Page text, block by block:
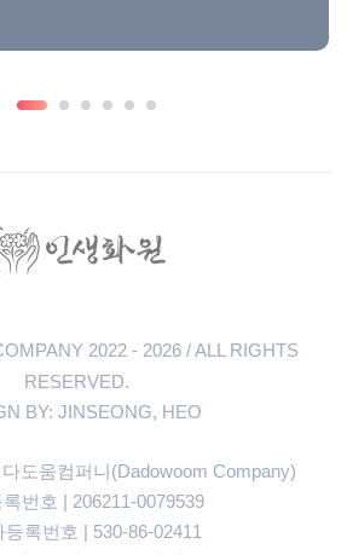
2022 - 2026 / ALL RIGHTS
RESERVED.
BY: JINSEONG, HEO
도움컴퍼니(Dadowoom Company)
번호 | 206211-0079539
등록번호 | 530-86-02411